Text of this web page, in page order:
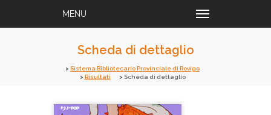
Scheda di dettaglio
Sistema Bibliotecario Provinciale di Rovigo
Risultati
Scheda di dettaglio